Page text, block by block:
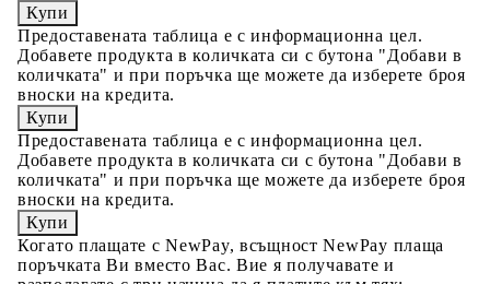
Предоставената таблица е с информационна цел.
Добавете продукта в количката си с бутона "Добави в
количката" и при поръчка ще можете да изберете броя
вноски на кредита.
Предоставената таблица е с информационна цел.
Добавете продукта в количката си с бутона "Добави в
количката" и при поръчка ще можете да изберете броя
вноски на кредита.
Когато плащате с NewPay, всъщност NewPay плаща
поръчката Ви вместо Вас. Вие я получавате и